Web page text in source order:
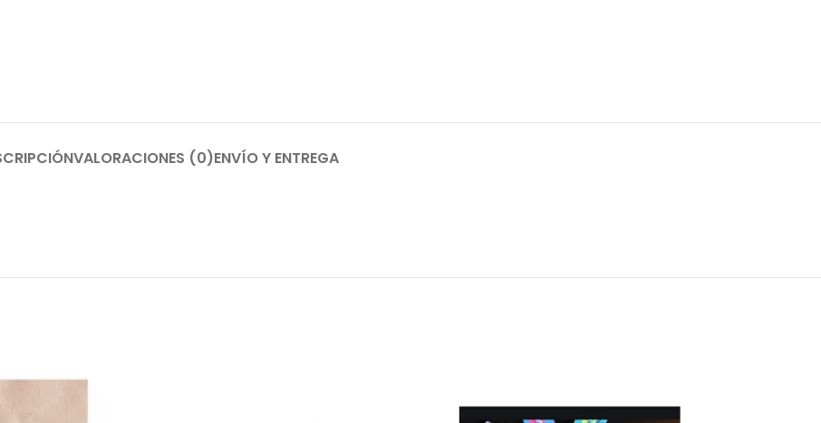
VALORACIONES (0)ENVÍO Y ENTREGA